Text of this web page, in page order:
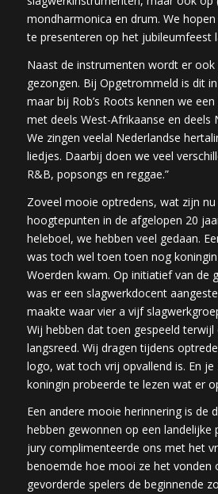
mondharmonica en drum. We
te presenteren op het jubileumfeest
Naast de instrumenten wordt er
gezongen. Bij Opgetrommeld is dit
maar bij Rob’s Roots kennen we
met deels West-Afrikaanse en deels
We zingen veelal Nederlandse
liedjes. Daarbij doen we veel
R&B, popsongs en reggae.”
Zoveel mooie optredens, wat zijn
hoogtepunten in de afgelopen 20
heleboel, we hebben veel gedaan.
was toch wel toen toen nog
Woerden kwam. Op initiatief van de
was er een slagwerkdocent
maakte waar vier a vijf
Wij hebben dat toen gespeeld terwijl
langsreed. Wij dragen tijdens
logo, wat toch vrij opvallend is. En je
koningin probeerde te lezen wat er
Een andere mooie herinnering is de
hebben gewonnen op een landelijke
jury complimenteerde ons met het
benoemde hoe mooi ze het vonden
gevorderde spelers de beginnende